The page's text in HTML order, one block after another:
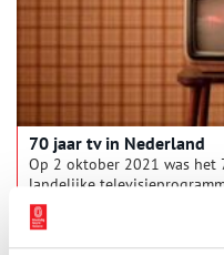
70 jaar tv in Nederland
Op 2 oktober 2021 was het
landelijke
uitzendingen kwamen de
kwam in Hilversum het
beeld.